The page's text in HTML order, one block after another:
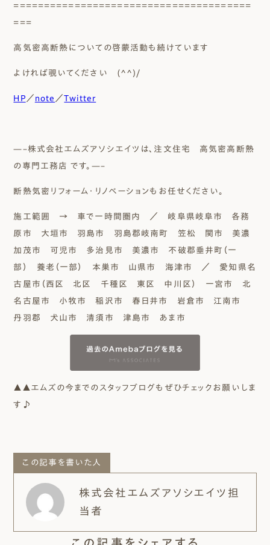
=======================================
===
高気密高断熱についての啓蒙活動も続けています
よければ覗いてください (^^)/
HP ／ note ／Twitter
—–株式会社エムズアソシエイツは、注文住宅 高気密高断熱
の専門工務店 です。—–
断熱気密リフォーム・リノベーションもお任せください。
施工範囲 → 車で一時間圏内 ／ 岐阜県岐阜市 各務
原市 大垣市 羽島市 羽島郡岐南町 笠松 関市 美濃
加茂市 可児市 多治見市 美濃市 不破郡垂井町（一
部） 養老（一部） 本巣市 山県市 海津市 ／ 愛知県名
古屋市（西区 北区 千種区 東区 中川区） 一宮市 北
名古屋市 小牧市 稲沢市 春日井市 岩倉市 江南市
丹羽郡 犬山市 清須市 津島市 あま市
▲▲エムズの今までのスタッフブログもぜひチェックお願いしま
す♪
この記事を書いた人
株式会社エムズアソシエイツ担
当者